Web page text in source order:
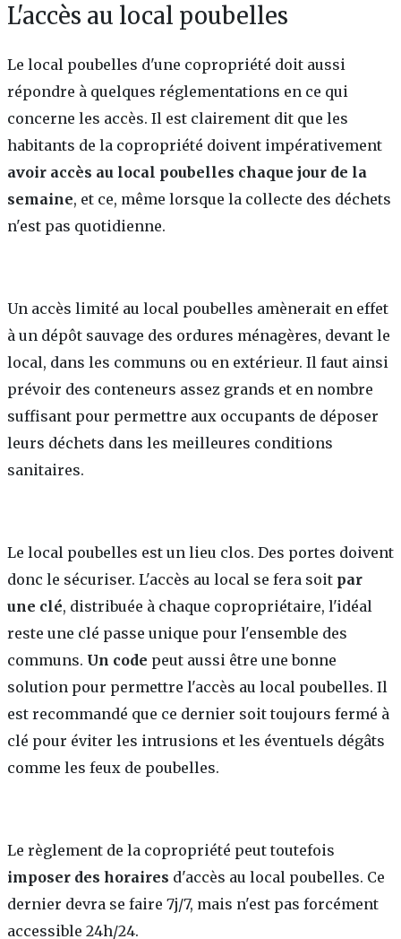
L'accès au local poubelles
Le local poubelles d'une copropriété doit aussi
répondre à quelques réglementations en ce qui
concerne les accès. Il est clairement dit que les
habitants de la copropriété doivent impérativement
avoir accès au local poubelles chaque jour de la
semaine, et ce, même lorsque la collecte des déchets
n'est pas quotidienne.
Un accès limité au local poubelles amènerait en effet
à un dépôt sauvage des ordures ménagères, devant le
local, dans les communs ou en extérieur. Il faut ainsi
prévoir des conteneurs assez grands et en nombre
suffisant pour permettre aux occupants de déposer
leurs déchets dans les meilleures conditions
sanitaires.
Le local poubelles est un lieu clos. Des portes doivent
donc le sécuriser. L'accès au local se fera soit par
une clé, distribuée à chaque copropriétaire, l'idéal
reste une clé passe unique pour l'ensemble des
communs. Un code peut aussi être une bonne
solution pour permettre l'accès au local poubelles. Il
est recommandé que ce dernier soit toujours fermé à
clé pour éviter les intrusions et les éventuels dégâts
comme les feux de poubelles.
Le règlement de la copropriété peut toutefois
imposer des horaires d'accès au local poubelles. Ce
dernier devra se faire 7j/7, mais n'est pas forcément
accessible 24h/24.